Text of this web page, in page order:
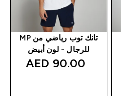
تانك توب رياضي من MP
للرجال - لون أبيض
90.00 AED‎